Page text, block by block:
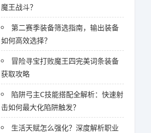
魔王战斗？
第二赛季装备筛选指南，输出装备
如何高效选择？
冒险寻宝打败魔王四完美词条装备
获取攻略
陷阱弓主C技能搭配全解析：快速射
击如何最大化陷阱触发？
生活天赋怎么强化？深度解析职业